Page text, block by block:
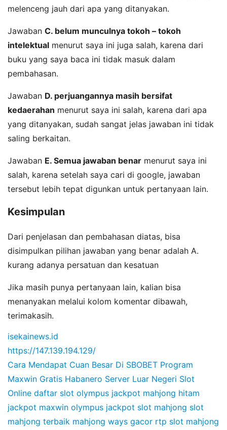
melenceng jauh dari apa yang ditanyakan.
Jawaban C. belum munculnya tokoh – tokoh
intelektual menurut saya ini juga salah, karena dari
buku yang saya baca ini tidak masuk dalam
pembahasan.
Jawaban D. perjuangannya masih bersifat
kedaerahan menurut saya ini salah, karena dari apa
yang ditanyakan, sudah sangat jelas jawaban ini tidak
saling berkaitan.
Jawaban E. Semua jawaban benar menurut saya ini
salah, karena setelah saya cari di google, jawaban
tersebut lebih tepat digunkan untuk pertanyaan lain.
Kesimpulan
Dari penjelasan dan pembahasan diatas, bisa
disimpulkan pilihan jawaban yang benar adalah A.
kurang adanya persatuan dan kesatuan
Jika masih punya pertanyaan lain, kalian bisa
menanyakan melalui kolom komentar dibawah,
terimakasih.
isekainews.id
https://147.139.194.129/
Cara Mendapat Cuan Besar Di SBOBET Program
Maxwin Gratis Habanero Server Luar Negeri Slot
Online daftar slot olympus jackpot mahjong hitam
jackpot maxwin olympus jackpot slot mahjong slot
mahjong terbaik mahjong ways gacor rtp slot mahjong